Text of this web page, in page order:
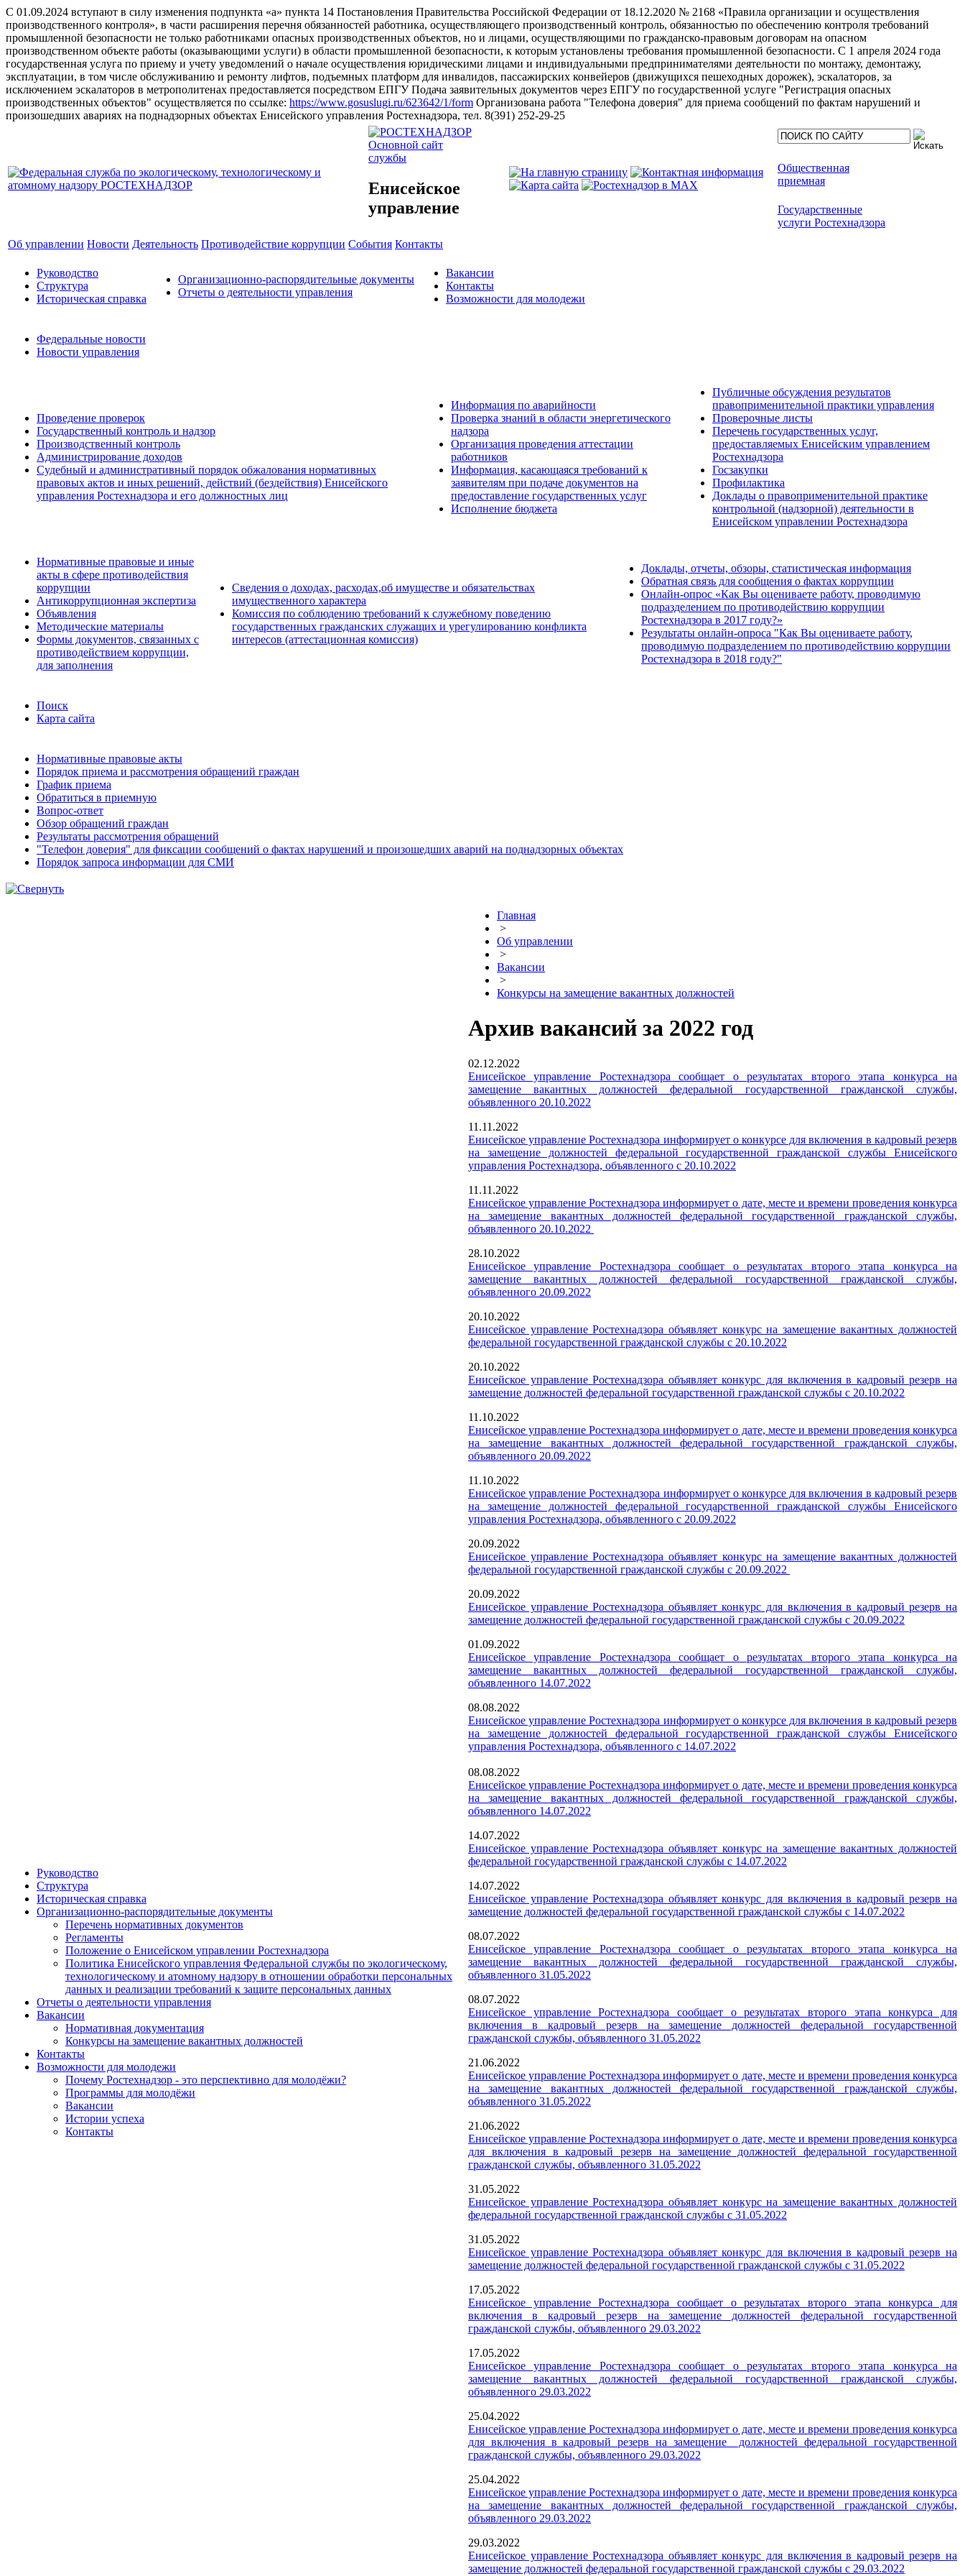
С 01.09.2024 вступают в силу изменения подпункта «а» пункта 14 Постановления Правительства Российской Федерации от 18.12.2020 № 2168 «Правила организации и осуществления
производственного контроля», в части расширения перечня обязанностей работника, осуществляющего производственный контроль, обязанностью по обеспечению контроля требований
промышленной безопасности не только работниками опасных производственных объектов, но и лицами, осуществляющими по гражданско-правовым договорам на опасном
производственном объекте работы (оказывающими услуги) в области промышленной безопасности, к которым установлены требования промышленной безопасности. С 1 апреля 2024 года
государственная услуга по приему и учету уведомлений о начале осуществления юридическими лицами и индивидуальными предпринимателями деятельности по монтажу, демонтажу,
эксплуатации, в том числе обслуживанию и ремонту лифтов, подъемных платформ для инвалидов, пассажирских конвейеров (движущихся пешеходных дорожек), эскалаторов, за
исключением эскалаторов в метрополитенах предоставляется посредством ЕПГУПодача заявительных документов через ЕПГУ по государственной услуге "Регистрация опасных
производственных объектов" осуществляется по ссылке: https://www.gosuslugi.ru/623642/1/form Организована работа "Телефона доверия" для приема сообщений по фактам нарушений и
произошедших авариях на поднадзорных объектах Енисейского управления Ростехнадзора, тел. 8(391) 252-29-25
Основной сайт
службы
Енисейское
управление
Общественная
приемная
Государственные
услуги Ростехнадзора
Об управлении Новости Деятельность Противодействие коррупции События Контакты
Руководство
Структура
Историческая справка
Организационно-распорядительные документы
Отчеты о деятельности управления
Вакансии
Контакты
Возможности для молодежи
Федеральные новости
Новости управления
Проведение проверок
Государственный контроль и надзор
Производственный контроль
Администрирование доходов
Судебный и административный порядок обжалования нормативных
правовых актов и иных решений, действий (бездействия) Енисейского
управления Ростехнадзора и его должностных лиц
Информация по аварийности
Проверка знаний в области энергетического
надзора
Организация проведения аттестации
работников
Информация, касающаяся требований к
заявителям при подаче документов на
предоставление государственных услуг
Исполнение бюджета
Публичные обсуждения результатов
правоприменительной практики управления
Проверочные листы
Перечень государственных услуг,
предоставляемых Енисейским управлением
Ростехнадзора
Госзакупки
Профилактика
Доклады о правоприменительной практике
контрольной (надзорной) деятельности в
Енисейском управлении Ростехнадзора
Нормативные правовые и иные
акты в сфере противодействия
коррупции
Антикоррупционная экспертиза
Объявления
Методические материалы
Формы документов, связанных с
противодействием коррупции,
для заполнения
Сведения о доходах, расходах,об имуществе и обязательствах
имущественного характера
Комиссия по соблюдению требований к служебному поведению
государственных гражданских служащих и урегулированию конфликта
интересов (аттестационная комиссия)
Доклады, отчеты, обзоры, статистическая информация
Обратная связь для сообщения о фактах коррупции
Онлайн-опрос «Как Вы оцениваете работу, проводимую
подразделением по противодействию коррупции
Ростехнадзора в 2017 году?»
Результаты онлайн-опроса "Как Вы оцениваете работу,
проводимую подразделением по противодействию коррупции
Ростехнадзора в 2018 году?"
Поиск
Карта сайта
Нормативные правовые акты
Порядок приема и рассмотрения обращений граждан
График приема
Обратиться в приемную
Вопрос-ответ
Обзор обращений граждан
Результаты рассмотрения обращений
"Телефон доверия" для фиксации сообщений о фактах нарушений и произошедших аварий на поднадзорных объектах
Порядок запроса информации для СМИ
Руководство
Структура
Историческая справка
Организационно-распорядительные документы
Перечень нормативных документов
Регламенты
Положение о Енисейском управлении Ростехнадзора
Политика Енисейского управления Федеральной службы по экологическому,
технологическому и атомному надзору в отношении обработки персональных
данных и реализации требований к защите персональных данных
Отчеты о деятельности управления
Вакансии
Нормативная документация
Конкурсы на замещение вакантных должностей
Контакты
Возможности для молодежи
Почему Ростехнадзор - это перспективно для молодёжи?
Программы для молодёжи
Вакансии
Истории успеха
Контакты
Главная
>
Об управлении
>
Вакансии
>
Конкурсы на замещение вакантных должностей
Архив вакансий за 2022 год
02.12.2022
Енисейское управление Ростехнадзора сообщает о результатах второго этапа конкурса на
замещение вакантных должностей федеральной государственной гражданской службы,
объявленного 20.10.2022
11.11.2022
Енисейское управление Ростехнадзора информирует о конкурсе для включения в кадровый резерв
на замещение должностей федеральной государственной гражданской службы Енисейского
управления Ростехнадзора, объявленного с 20.10.2022
11.11.2022
Енисейское управление Ростехнадзора информирует о дате, месте и времени проведения конкурса
на замещение вакантных должностей федеральной государственной гражданской службы,
объявленного 20.10.2022
28.10.2022
Енисейское управление Ростехнадзора сообщает о результатах второго этапа конкурса на
замещение вакантных должностей федеральной государственной гражданской службы,
объявленного 20.09.2022
20.10.2022
Енисейское управление Ростехнадзора объявляет конкурс на замещение вакантных должностей
федеральной государственной гражданской службы с 20.10.2022
20.10.2022
Енисейское управление Ростехнадзора объявляет конкурс для включения в кадровый резерв на
замещение должностей федеральной государственной гражданской службы с 20.10.2022
11.10.2022
Енисейское управление Ростехнадзора информирует о дате, месте и времени проведения конкурса
на замещение вакантных должностей федеральной государственной гражданской службы,
объявленного 20.09.2022
11.10.2022
Енисейское управление Ростехнадзора информирует о конкурсе для включения в кадровый резерв
на замещение должностей федеральной государственной гражданской службы Енисейского
управления Ростехнадзора, объявленного с 20.09.2022
20.09.2022
Енисейское управление Ростехнадзора объявляет конкурс на замещение вакантных должностей
федеральной государственной гражданской службы с 20.09.2022
20.09.2022
Енисейское управление Ростехнадзора объявляет конкурс для включения в кадровый резерв на
замещение должностей федеральной государственной гражданской службы с 20.09.2022
01.09.2022
Енисейское управление Ростехнадзора сообщает о результатах второго этапа конкурса на
замещение вакантных должностей федеральной государственной гражданской службы,
объявленного 14.07.2022
08.08.2022
Енисейское управление Ростехнадзора информирует о конкурсе для включения в кадровый резерв
на замещение должностей федеральной государственной гражданской службы Енисейского
управления Ростехнадзора, объявленного с 14.07.2022
08.08.2022
Енисейское управление Ростехнадзора информирует о дате, месте и времени проведения конкурса
на замещение вакантных должностей федеральной государственной гражданской службы,
объявленного 14.07.2022
14.07.2022
Енисейское управление Ростехнадзора объявляет конкурс на замещение вакантных должностей
федеральной государственной гражданской службы с 14.07.2022
14.07.2022
Енисейское управление Ростехнадзора объявляет конкурс для включения в кадровый резерв на
замещение должностей федеральной государственной гражданской службы с 14.07.2022
08.07.2022
Енисейское управление Ростехнадзора сообщает о результатах второго этапа конкурса на
замещение вакантных должностей федеральной государственной гражданской службы,
объявленного 31.05.2022
08.07.2022
Енисейское управление Ростехнадзора сообщает о результатах второго этапа конкурса для
включения в кадровый резерв на замещение должностей федеральной государственной
гражданской службы, объявленного 31.05.2022
21.06.2022
Енисейское управление Ростехнадзора информирует о дате, месте и времени проведения конкурса
на замещение вакантных должностей федеральной государственной гражданской службы,
объявленного 31.05.2022
21.06.2022
Енисейское управление Ростехнадзора информирует о дате, месте и времени проведения конкурса
для включения в кадровый резерв на замещение должностей федеральной государственной
гражданской службы, объявленного 31.05.2022
31.05.2022
Енисейское управление Ростехнадзора объявляет конкурс на замещение вакантных должностей
федеральной государственной гражданской службы с 31.05.2022
31.05.2022
Енисейское управление Ростехнадзора объявляет конкурс для включения в кадровый резерв на
замещение должностей федеральной государственной гражданской службы с 31.05.2022
17.05.2022
Енисейское управление Ростехнадзора сообщает о результатах второго этапа конкурса для
включения в кадровый резерв на замещение должностей федеральной государственной
гражданской службы, объявленного 29.03.2022
17.05.2022
Енисейское управление Ростехнадзора сообщает о результатах второго этапа конкурса на
замещение вакантных должностей федеральной государственной гражданской службы,
объявленного 29.03.2022
25.04.2022
Енисейское управление Ростехнадзора информирует о дате, месте и времени проведения конкурса
для включения в кадровый резерв на замещение должностей федеральной государственной
гражданской службы, объявленного 29.03.2022
25.04.2022
Енисейское управление Ростехнадзора информирует о дате, месте и времени проведения конкурса
на замещение вакантных должностей федеральной государственной гражданской службы,
объявленного 29.03.2022
29.03.2022
Енисейское управление Ростехнадзора объявляет конкурс для включения в кадровый резерв на
замещение должностей федеральной государственной гражданской службы с 29.03.2022